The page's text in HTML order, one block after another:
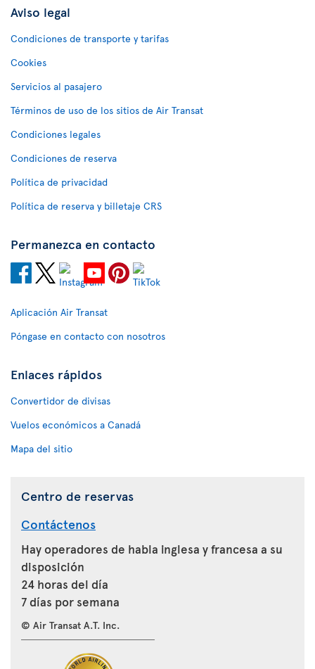
Aviso legal
Condiciones de transporte y tarifas
Cookies
Servicios al pasajero
Términos de uso de los sitios de Air Transat
Condiciones legales
Condiciones de reserva
Política de privacidad
Política de reserva y billetaje CRS
Permanezca en contacto
Aplicación Air Transat
Póngase en contacto con nosotros
Enlaces rápidos
Convertidor de divisas
Vuelos económicos a Canadá
Mapa del sitio
Centro de reservas
Contáctenos
Hay operadores de habla inglesa y francesa a su
disposición
24 horas del día
7 días por semana
© Air Transat A.T. Inc.